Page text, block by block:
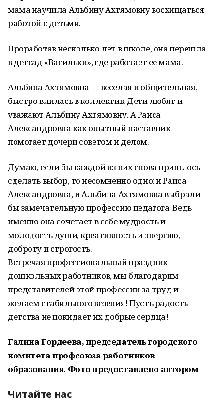
мама научила Альбину Ахтямовну восхищаться
работой с детьми.
Проработав несколько лет в школе, она перешла
в детсад «Васильки», где работает ее мама.
Альбина Ахтямовна — веселая и общительная,
быстро влилась в коллектив. Дети любят и
уважают Альбину Ахтямовну. А Раиса
Александровна как опытный наставник
помогает дочери советом и делом.
Думаю, если бы каждой из них снова пришлось
сделать выбор, то несомненно одно: и Раиса
Александровна, и Альбина Ахтямовна выбрали
бы замечательную профессию педагога. Ведь
именно она сочетает в себе мудрость и
молодость души, креативность и энергию,
доброту и строгость.
Встречая профессиональный праздник
дошкольных работников, мы благодарим
представителей этой профессии за труд и
желаем стабильного везения! Пусть радость
детства не покидает их добрые сердца!
Галина Гордеева, председатель городского
комитета профсоюза работников
образования. Фото предоставлено автором
Читайте нас